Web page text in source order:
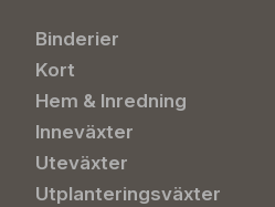
Binderier
Kort
Hem & Inredning
Inneväxter
Uteväxter
Utplanteringsväxter